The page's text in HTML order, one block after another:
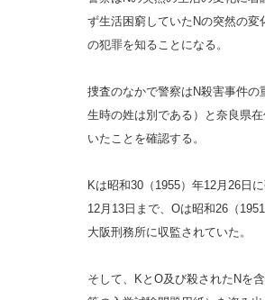
ず生活困窮していたNの突然の
の犯罪を知ることになる。
捜査のなかで警察はN殺害事件
生時の姓は別である）と奈良県
いたことを確認する。
Kは昭和30（1955）年12月26日
12月13日まで、Oは昭和26（
大阪刑務所に収監されていた。
そして、KとO及び殺されたNを